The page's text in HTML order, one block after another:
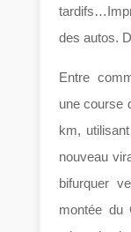
des autos.
Entre
une course
km,
nouveau
bifurquer
montée du